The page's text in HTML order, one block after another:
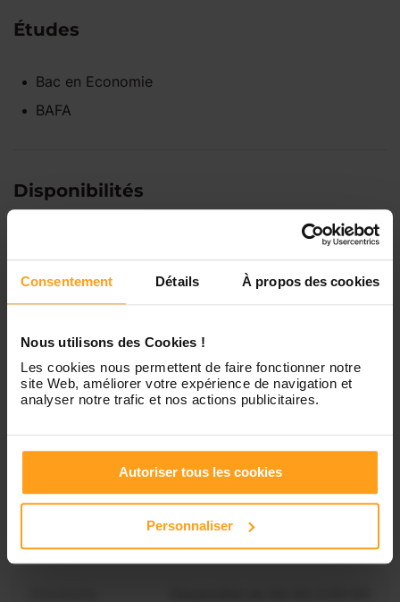
Consentement Détails À propos des cookies
Nous utilisons des Cookies !
Les cookies nous permettent de faire fonctionner notre
site Web, améliorer votre expérience de navigation et
analyser notre trafic et nos actions publicitaires.
Autoriser tous les cookies
Personnaliser
Études
Bac en Economie
BAFA
Disponibilités
Lundi Indisponible
Mercredi Disponible de 00:00 à 00:30
Disponible de 00:00 à 00:00
Disponible de 00:00 à 00:00
Vous souhaitez connaître les
disponibilités de Louloua ?
Contactez-nous